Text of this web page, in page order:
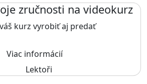
zručnosti na videokurz
kurz vyrobiť aj predať
Viac informácií